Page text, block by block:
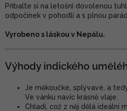
Přibalte si na letošní dovolenou
odpočinek v pohodlí a s plnou
Vyrobeno s láskou v Nepálu.
Výhody indického
Je měkoučké, splývavé, a
Ve vánku navíc krásně vlaje.
Chladí, což z něj dělá ideální